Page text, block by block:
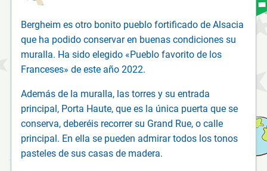
Bergheim es otro bonito pueblo fortificado de Alsacia
que ha podido conservar en buenas condiciones su
muralla. Ha sido elegido «Pueblo favorito de los
Franceses» de este año 2022.
Además de la muralla, las torres y su entrada
principal, Porta Haute, que es la única puerta que se
conserva, deberéis recorrer su Grand Rue, o calle
principal. En ella se pueden admirar todos los tonos
pasteles de sus casas de madera.